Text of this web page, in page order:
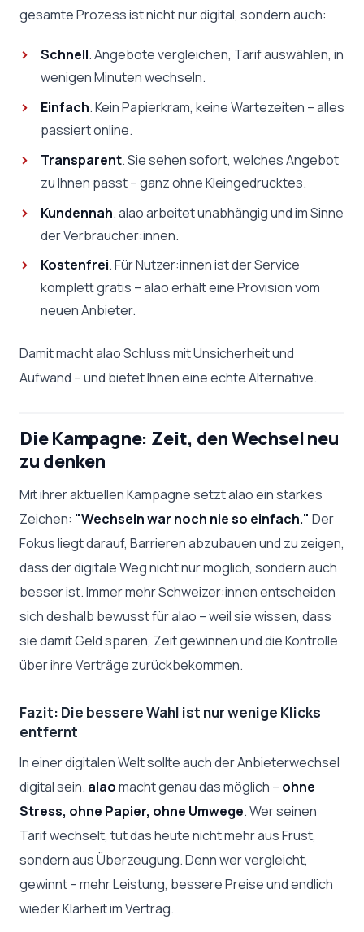
gesamte Prozess ist nicht nur digital, sondern auch:
Schnell. Angebote vergleichen, Tarif auswählen, in
wenigen Minuten wechseln.
Einfach. Kein Papierkram, keine Wartezeiten – alles
passiert online.
Transparent. Sie sehen sofort, welches Angebot
zu Ihnen passt – ganz ohne Kleingedrucktes.
Kundennah. alao arbeitet unabhängig und im Sinne
der Verbraucher:innen.
Kostenfrei. Für Nutzer:innen ist der Service
komplett gratis – alao erhält eine Provision vom
neuen Anbieter.
Damit macht alao Schluss mit Unsicherheit und
Aufwand – und bietet Ihnen eine echte Alternative.
Die Kampagne: Zeit, den Wechsel neu
zu denken
Mit ihrer aktuellen Kampagne setzt alao ein starkes
Zeichen: "Wechseln war noch nie so einfach." Der
Fokus liegt darauf, Barrieren abzubauen und zu zeigen,
dass der digitale Weg nicht nur möglich, sondern auch
besser ist. Immer mehr Schweizer:innen entscheiden
sich deshalb bewusst für alao – weil sie wissen, dass
sie damit Geld sparen, Zeit gewinnen und die Kontrolle
über ihre Verträge zurückbekommen.
Fazit: Die bessere Wahl ist nur wenige Klicks
entfernt
In einer digitalen Welt sollte auch der Anbieterwechsel
digital sein. alaomacht genau das möglich – ohne
Stress, ohne Papier, ohne Umwege. Wer seinen
Tarif wechselt, tut das heute nicht mehr aus Frust,
sondern aus Überzeugung. Denn wer vergleicht,
gewinnt – mehr Leistung, bessere Preise und endlich
wieder Klarheit im Vertrag.